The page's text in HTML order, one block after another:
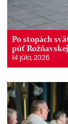
Po stopách
púť
14 júla, 2026